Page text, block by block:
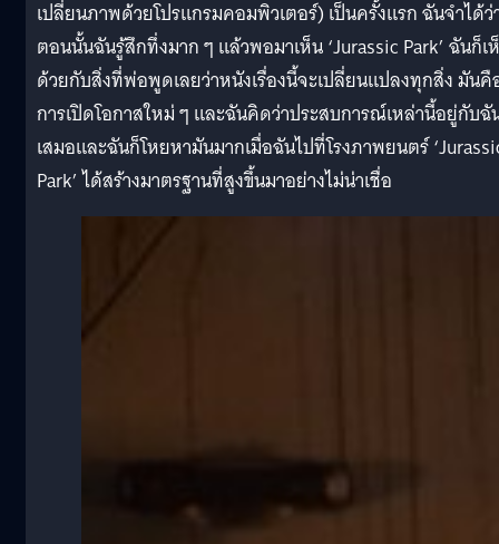
เปลี่ยนภาพด้วยโปรแกรมคอมพิวเตอร์) เป็นครั้งแรก ฉันจำได้ว่
ตอนนั้นฉันรู้สึกทึ่งมาก ๆ แล้วพอมาเห็น ‘Jurassic Park’ ฉันก็เ
ด้วยกับสิ่งที่พ่อพูดเลยว่าหนังเรื่องนี้จะเปลี่ยนแปลงทุกสิ่ง มันคื
การเปิดโอกาสใหม่ ๆ และฉันคิดว่าประสบการณ์เหล่านี้อยู่กับฉั
เสมอและฉันก็โหยหามันมากเมื่อฉันไปที่โรงภาพยนตร์
Park’ ได้สร้างมาตรฐานที่สูงขึ้นมาอย่างไม่น่าเชื่อ